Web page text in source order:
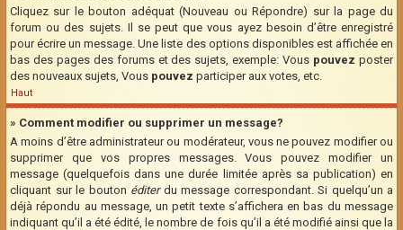
Cliquez sur le bouton adéquat (Nouveau ou Répondre) sur la page du
forum ou des sujets. Il se peut que vous ayez besoin d’être enregistré
pour écrire un message. Une liste des options disponibles est affichée en
bas des pages des forums et des sujets, exemple: Vous pouvez poster
des nouveaux sujets, Vous pouvez participer aux votes, etc.
Haut
» Comment modifier ou supprimer un message?
A moins d’être administrateur ou modérateur, vous ne pouvez modifier ou
supprimer que vos propres messages. Vous pouvez modifier un
message (quelquefois dans une durée limitée après sa publication) en
cliquant sur le bouton éditerdu message correspondant. Si quelqu’un a
déjà répondu au message, un petit texte s’affichera en bas du message
indiquant qu’il a été édité, le nombre de fois qu’il a été modifié ainsi que la